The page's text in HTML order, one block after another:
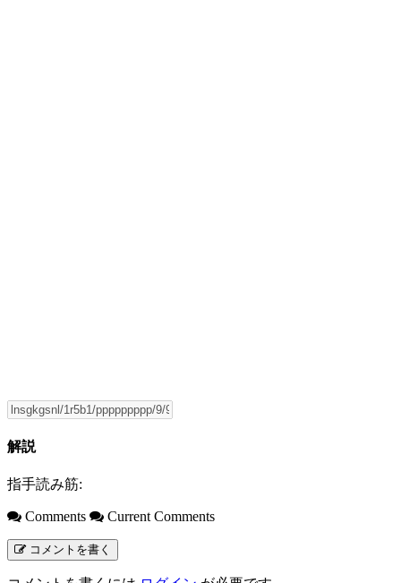
解説
指手読み筋:
Comments Current Comments
コメントを書く